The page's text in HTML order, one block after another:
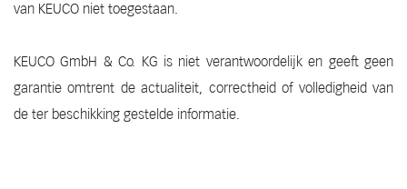
van KEUCO niet toegestaan.
KEUCO GmbH & Co. KG is niet verantwoordelijk en geeft geen
garantie omtrent de actualiteit, correctheid of volledigheid van
de ter beschikking gestelde informatie.